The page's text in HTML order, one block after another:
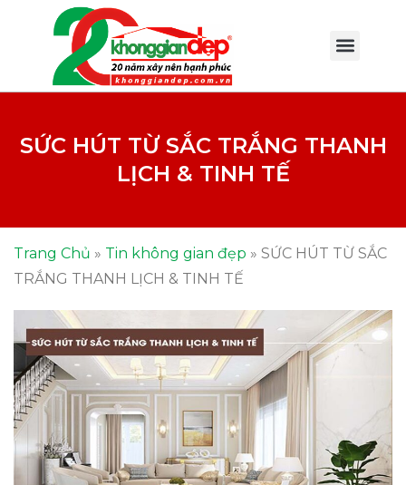
SỨC HÚT TỪ SẮC TRẮNG THANH
LỊCH & TINH TẾ
Trang Chủ » Tin không gian đẹp » SỨC HÚT TỪ SẮC
TRẮNG THANH LỊCH & TINH TẾ